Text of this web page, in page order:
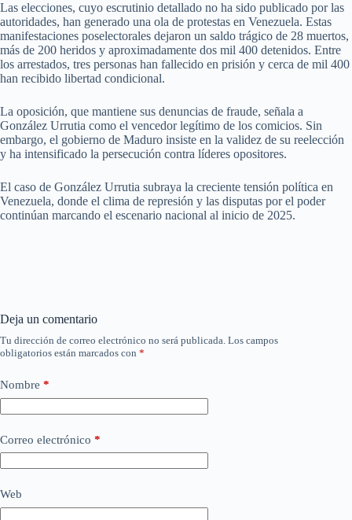
Las elecciones, cuyo escrutinio detallado no ha sido publicado por las
autoridades, han generado una ola de protestas en Venezuela. Estas
manifestaciones poselectorales dejaron un saldo trágico de 28 muertos,
más de 200 heridos y aproximadamente dos mil 400 detenidos. Entre
los arrestados, tres personas han fallecido en prisión y cerca de mil 400
han recibido libertad condicional.
La oposición, que mantiene sus denuncias de fraude, señala a
González Urrutia como el vencedor legítimo de los comicios. Sin
embargo, el gobierno de Maduro insiste en la validez de su reelección
y ha intensificado la persecución contra líderes opositores.
El caso de González Urrutia subraya la creciente tensión política en
Venezuela, donde el clima de represión y las disputas por el poder
continúan marcando el escenario nacional al inicio de 2025.
Deja un comentario
Tu dirección de correo electrónico no será publicada. Los campos
obligatorios están marcados con *
Nombre *
Correo electrónico *
Web